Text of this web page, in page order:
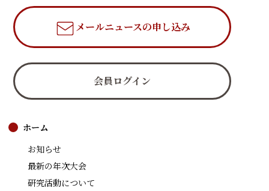
メールニュースの申し込み
会員ログイン
ホーム
お知らせ
最新の年次大会
研究活動について